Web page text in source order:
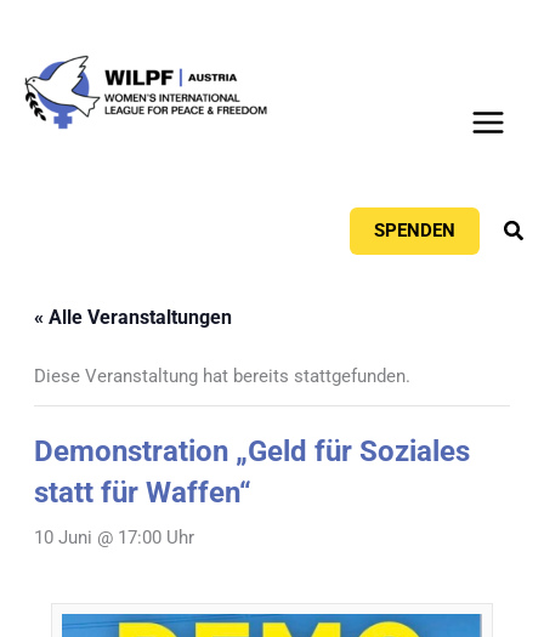
springen
SPENDEN
« Alle Veranstaltungen
Diese Veranstaltung hat bereits stattgefunden.
Demonstration „Geld für Soziales
statt für Waffen“
10 Juni @ 17:00 Uhr